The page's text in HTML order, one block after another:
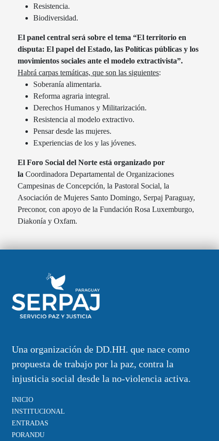
Resistencia.
Biodiversidad.
El panel central será sobre el tema “El territorio en
disputa: El papel del Estado, las Políticas públicas y los
movimientos sociales ante el modelo extractivista”.
Habrá carpas temáticas, que son las siguientes:
Soberanía alimentaria.
Reforma agraria integral.
Derechos Humanos y Militarización.
Resistencia al modelo extractivo.
Pensar desde las mujeres.
Experiencias de los y las jóvenes.
El Foro Social del Norte está organizado por
la Coordinadora Departamental de Organizaciones
Campesinas de Concepción, la Pastoral Social, la
Asociación de Mujeres Santo Domingo, Serpaj Paraguay,
Preconor, con apoyo de la Fundación Rosa Luxemburgo,
Diakonía y Oxfam.
Una organización de DD.HH. que nace como
propuesta de trabajo por la paz, contra la
injusticia social desde la no-violencia activa.
INICIO
INSTITUCIONAL
ENTRADAS
PORANDU